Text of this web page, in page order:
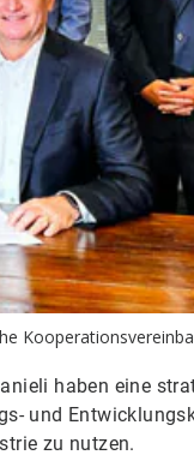
haben eine
und
zu nutzen.